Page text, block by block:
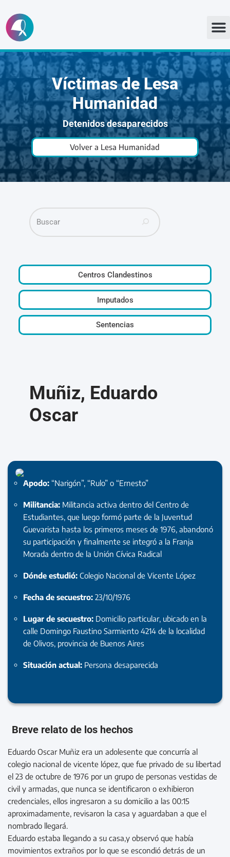
Ir
al
contenido
Víctimas de Lesa
Humanidad
Detenidos desaparecidos
Volver a Lesa Humanidad
Centros Clandestinos
Imputados
Sentencias
Muñiz, Eduardo
Oscar
Apodo: “Narigón”, “Rulo” o “Ernesto”
Militancia: Militancia activa dentro del Centro de
Estudiantes, que luego formó parte de la Juventud
Guevarista hasta los primeros meses de 1976, abandonó
su participación y finalmente se integró a la Franja
Morada dentro de la Unión Cívica Radical
Dónde estudió: Colegio Nacional de Vicente López
Fecha de secuestro: 23/10/1976
Lugar de secuestro: Domicilio particular, ubicado en la
calle Domingo Faustino Sarmiento 4214 de la localidad
de Olivos, provincia de Buenos Aires
Situación actual: Persona desaparecida
Breve relato de los hechos
Eduardo Oscar Muñiz era un adolesente que concurría al
colegio nacional de vicente lópez, que fue privado de su libertad
el 23 de octubre de 1976 por un grupo de personas vestidas de
civil y armadas, que nunca se identificaron o exhibieron
credenciales, ellos ingresaron a su domicilio a las 00:15
aproximadamente, revisaron la casa y aguardaban a que el
nombrado llegará.
Eduardo estaba llegando a su casa,y observó que había
movimientos extraños por lo que se escondió detrás de un